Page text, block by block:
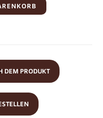
DEM PRODUKT